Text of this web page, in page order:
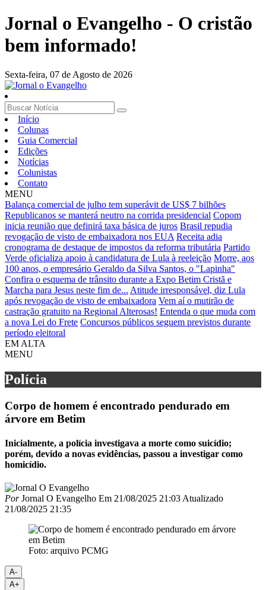
Jornal o Evangelho - O cristão
bem informado!
Sexta-feira, 07 de Agosto de 2026
Início
Colunas
Guia Comercial
Edições
Notícias
Colunistas
Contato
MENU
Balança comercial de julho tem superávit de US$ 7 bilhões
Republicanos se manterá neutro na corrida presidencial Copom
inicia reunião que definirá taxa básica de juros Brasil repudia
revogação de visto de embaixadora nos EUA Receita adia
cronograma de destaque de impostos da reforma tributária Partido
Verde oficializa apoio à candidatura de Lula à reeleição Morre, aos
100 anos, o empresário Geraldo da Silva Santos, o "Lapinha"
Confira o esquema de trânsito durante a Expo Betim Cristã e
Marcha para Jesus neste fim de... Atitude irresponsável, diz Lula
após revogação de visto de embaixadora Vem aí o mutirão de
castração gratuito na Regional Alterosas! Entenda o que muda com
a nova Lei do Frete Concursos públicos seguem previstos durante
período eleitoral
EM ALTA
MENU
Polícia
Corpo de homem é encontrado pendurado em
árvore em Betim
Inicialmente, a polícia investigava a morte como suicídio;
porém, devido a novas evidências, passou a investigar como
homicídio.
PorJornal O Evangelho Em 21/08/2025 21:03 Atualizado
21/08/2025 21:35
Foto: arquivo PCMG
A-
A+